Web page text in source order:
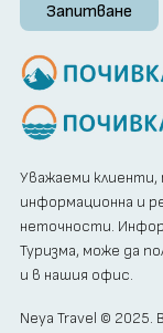
Запитване
Уважаеми клиенти,
информационна и
неточности.
Туризма, може да
и в нашия офис.
Neya Travel © 2025.